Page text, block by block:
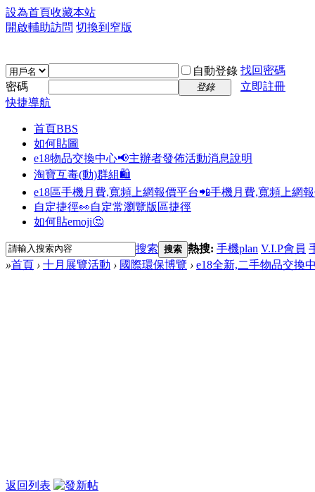
設為首頁收藏本站
開啟輔助訪問 切換到窄版
自動登錄 找回密碼
密碼
登錄
立即註冊
快捷導航
首頁BBS
如何貼圖
e18物品交換中心📢主辦者發佈活動消息說明
淘寶互毒(動)群組🛍️
e18區手機月費,寬頻上網報價平台📲手機月費,寬頻上網
自定捷徑👀自定常瀏覽版區捷徑
如何貼emoji🤔
搜索 搜索 熱搜: 手機plan V.I.P會員
»首頁 › 十月展覽活動 › 國際環保博覽 › e18全新,二手物品交換
返回列表